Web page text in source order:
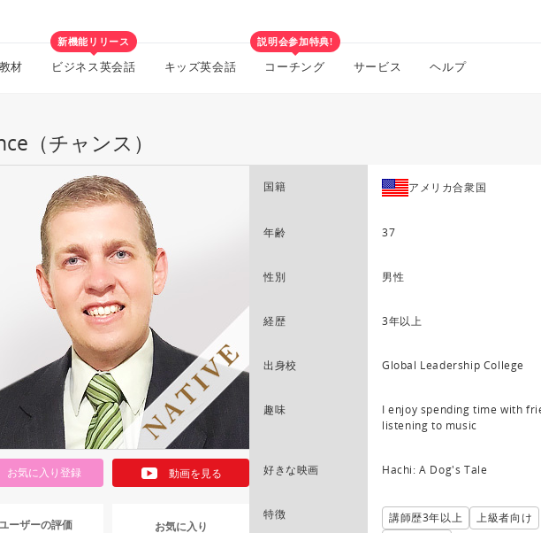
材
新機能リリース
ビジネス英会話 キッズ英会話
説明会参加特典!
コーチング サービス ヘルプ
（チャンス）
お気に入り登録 動画を見る
ーザーの評価
お気に入り
国籍 アメリカ合衆国
年齢 37
性別 男性
経歴 3年以上
出身校 Global Leadership College
趣味
I enjoy spending time with
listening to music
好きな映画 Hachi: A Dog's Tale
特徴 講師歴3年以上
上級者向け